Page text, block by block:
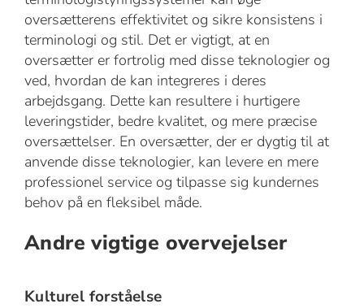
oversætterens effektivitet og sikre konsistens i
terminologi og stil. Det er vigtigt, at en
oversætter er fortrolig med disse teknologier og
ved, hvordan de kan integreres i deres
arbejdsgang. Dette kan resultere i hurtigere
leveringstider, bedre kvalitet, og mere præcise
oversættelser. En oversætter, der er dygtig til at
anvende disse teknologier, kan levere en mere
professionel service og tilpasse sig kundernes
behov på en fleksibel måde.
Andre vigtige overvejelser
Kulturel forståelse